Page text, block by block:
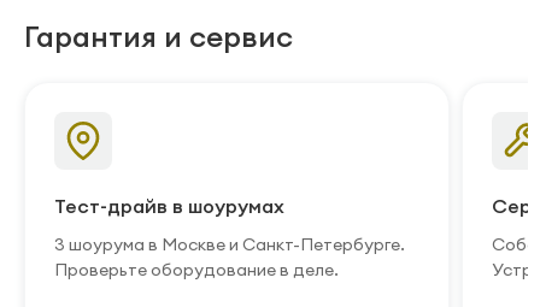
Гарантия и сервис
Тест-драйв в шоурумах
3 шоурума в Москве и Санкт-Петербурге.
Проверьте оборудование в деле.